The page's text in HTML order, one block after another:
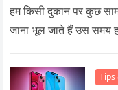
हम किसी दुकान पर कुछ
जाना भूल जाते हैं उस समय
Tips